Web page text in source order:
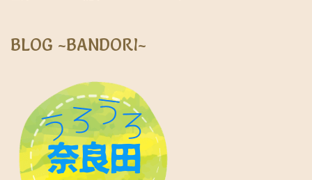
BLOG ~BANDORI~